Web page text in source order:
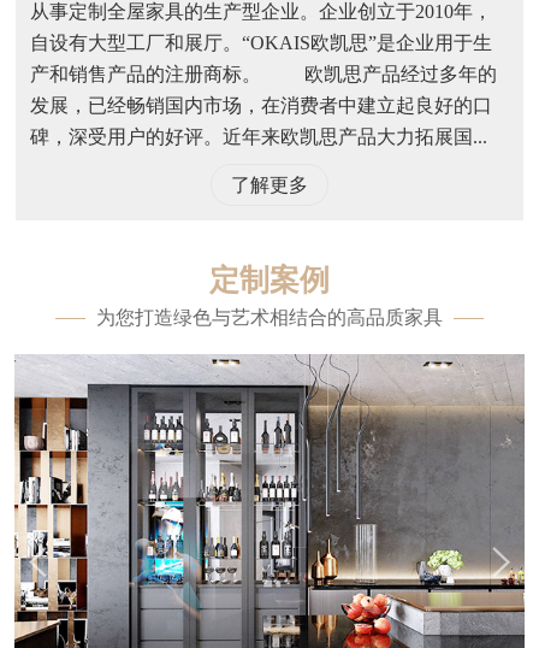
从事定制全屋家具的生产型企业。企业创立于2010年，
自设有大型工厂和展厅。“OKAIS欧凯思”是企业用于生
产和销售产品的注册商标。 欧凯思产品经过多年的
发展，已经畅销国内市场，在消费者中建立起良好的口
碑，深受用户的好评。近年来欧凯思产品大力拓展国...
了解更多
定制案例
为您打造绿色与艺术相结合的高品质家具